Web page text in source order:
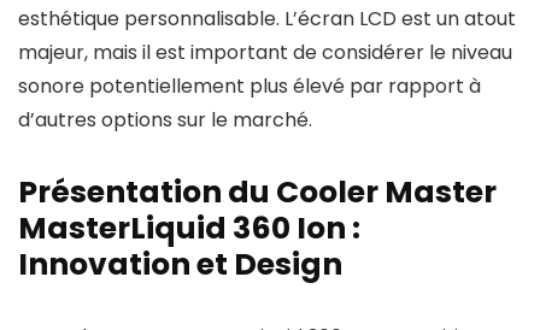
esthétique personnalisable. L’écran LCD est un atout
majeur, mais il est important de considérer le niveau
sonore potentiellement plus élevé par rapport à
d’autres options sur le marché.
Présentation du Cooler Master
MasterLiquid 360 Ion :
Innovation et Design